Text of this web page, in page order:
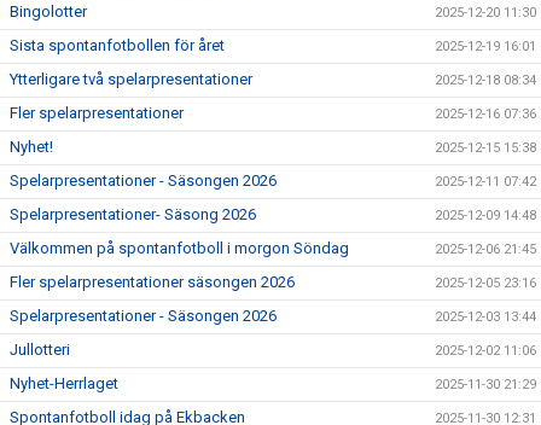
Bingolotter 2025-12-20 11:30
Sista spontanfotbollen för året 2025-12-19 16:01
Ytterligare två spelarpresentationer 2025-12-18 08:34
Fler spelarpresentationer 2025-12-16 07:36
Nyhet! 2025-12-15 15:38
Spelarpresentationer - Säsongen 2026 2025-12-11 07:42
Spelarpresentationer- Säsong 2026 2025-12-09 14:48
Välkommen på spontanfotboll i morgon Söndag 2025-12-06 21:45
Fler spelarpresentationer säsongen 2026 2025-12-05 23:16
Spelarpresentationer - Säsongen 2026 2025-12-03 13:44
Jullotteri 2025-12-02 11:06
Nyhet-Herrlaget 2025-11-30 21:29
Spontanfotboll idag på Ekbacken 2025-11-30 12:31